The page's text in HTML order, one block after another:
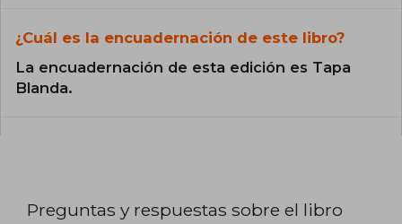
¿Cuál es la encuadernación de este libro?
La encuadernación de esta edición es Tapa
Blanda.
Preguntas y respuestas sobre el libro